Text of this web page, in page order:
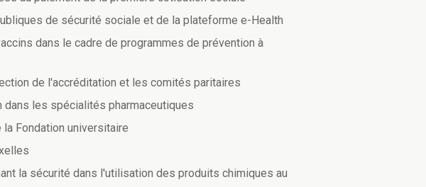
de sécurité sociale et de la plateforme e-Health
dans le cadre de programmes de prévention à
de l'accréditation et les comités paritaires
les spécialités pharmaceutiques
Fondation universitaire
la sécurité dans l'utilisation des produits chimiques au